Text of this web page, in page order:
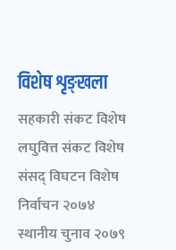
विशेष शृङ्खला
सहकारी संकट विशेष
लघुवित्त संकट विशेष
संसद् विघटन विशेष
निर्वाचन २०७४
स्थानीय चुनाव २०७९